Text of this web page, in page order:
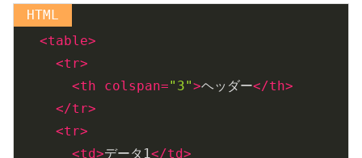
<table>
<tr>
<th colspan="3">ヘッダー</th>
</tr>
<tr>
<td>データ1</td>